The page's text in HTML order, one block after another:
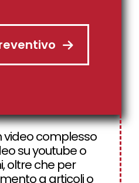
video complesso
su youtube o
oltre che per
a articoli o